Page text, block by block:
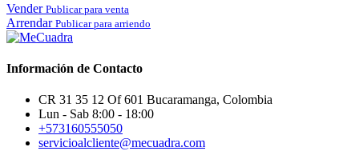
Vender Publicar para venta
Arrendar Publicar para arriendo
Información de Contacto
CR 31 35 12 Of 601 Bucaramanga, Colombia
Lun - Sab 8:00 - 18:00
+573160555050
servicioalcliente@mecuadra.com